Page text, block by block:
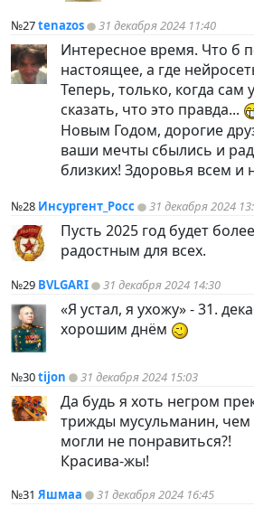
№27tenazos 31 декабря 2024 11:40
Интересное время. Что б
настоящее, а где
Теперь, только, когда
сказать, что это правда...
Новым Годом, дорогие
ваши мечты сбылись и
близких! Здоровья всем и
№28 Инсургент_Росс 31 декабря 2024
Пусть 2025 год будет
радостным для всех.
№29 BVLGARI 31 декабря 2024 14:30
«Я устал, я ухожу» - 31.
хорошим днём
№30tijon 31 декабря 2024 15:03
Да будь я хоть негром
трижды мусульманин, чем
могли не понравиться?!
Красива-жы!
№31 Яшмаа 31 декабря 2024 16:45